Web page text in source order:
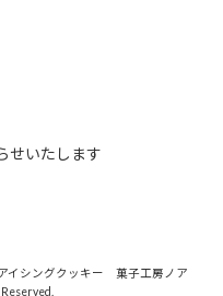
せいたします
イシングクッキー 菓子工房ノア